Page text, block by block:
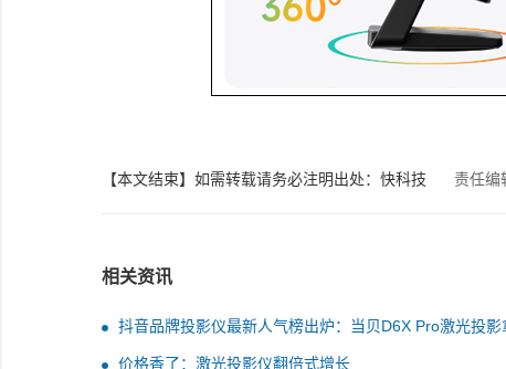
【本文结束】如需转载请务必注明出处：快科技 责任编
相关资讯
抖音品牌投影仪最新人气榜出炉：当贝D6X Pro激光投影
下第一
价格香了：激光投影仪翻倍式增长